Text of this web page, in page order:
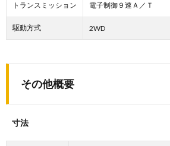
トランスミッション 電子制御９速Ａ／Ｔ
駆動方式 2WD
その他概要
寸法